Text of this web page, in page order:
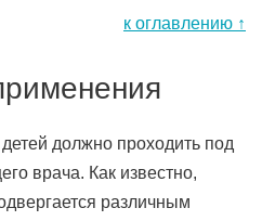
к оглавлению ↑
должно проходить под
врача. Как известно,
различным